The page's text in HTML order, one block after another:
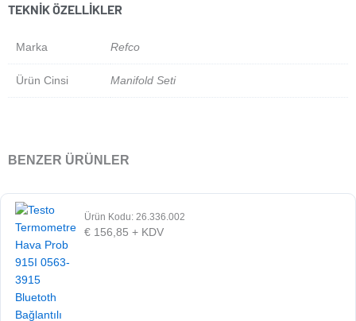
TEKNIK ÖZELLIKLER
Marka Refco
Ürün Cinsi Manifold Seti
BENZER ÜRÜNLER
Ürün Kodu: 26.336.002
€ 156,85 + KDV